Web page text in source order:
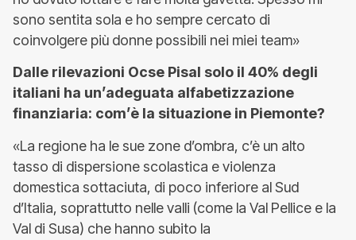
sono sentita sola e ho sempre cercato di
coinvolgere più donne possibili nei miei team»
Dalle rilevazioni Ocse PisaI solo il 40% degli
italiani ha un’adeguata alfabetizzazione
finanziaria: com’è la situazione in Piemonte?
«La regione ha le sue zone d’ombra, c’è un alto
tasso di dispersione scolastica e violenza
domestica sottaciuta, di poco inferiore al Sud
d’Italia, soprattutto nelle valli (come la Val Pellice e la
Val di Susa) che hanno subito la